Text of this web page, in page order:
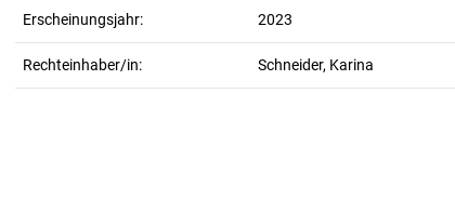
Erscheinungsjahr: 2023
Rechteinhaber/in: Schneider, Karina